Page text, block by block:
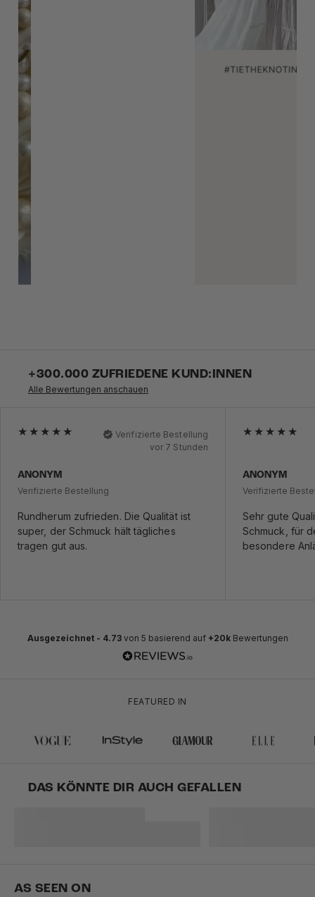
+300.000 ZUFRIEDENE KUND:INNEN
Alle Bewertungen anschauen
Verifizierte Bestellung
vor 7 Stunden
ANONYM
Verifizierte Bestellung
Rundherum zufrieden. Die Qualität ist
super, der Schmuck hält tägliches
tragen gut aus.
ANONYM
Verifizierte
Sehr gute
Schmuck, für
besondere
Ausgezeichnet - 4.73von 5 basierend auf +20kBewertungen
FEATURED IN
DAS KÖNNTE DIR AUCH GEFALLEN
AS SEEN ON